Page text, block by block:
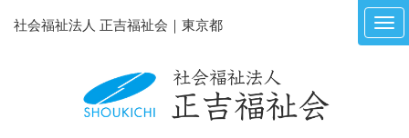
社会福祉法人 正吉福祉会｜東京都